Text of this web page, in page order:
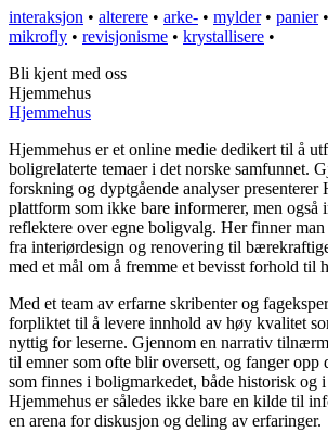
interaksjon • alterere • arke- • mylder• panier•
mikrofly • revisjonisme • krystallisere •
Bli kjent med oss
Hjemmehus
Hjemmehus
Hjemmehus er et online medie dedikert til å
boligrelaterte temaer i det norske samfunnet.
forskning og dyptgående analyser presenterer
plattform som ikke bare informerer, men også
reflektere over egne boligvalg. Her finner
fra interiørdesign og renovering til
med et mål om å fremme et bevisst forhold til
Med et team av erfarne skribenter og
forpliktet til å levere innhold av høy kvalitet
nyttig for leserne. Gjennom en narrativ
til emner som ofte blir oversett, og fanger opp
som finnes i boligmarkedet, både historisk og i
Hjemmehus er således ikke bare en kilde til
en arena for diskusjon og deling av erfaringer.